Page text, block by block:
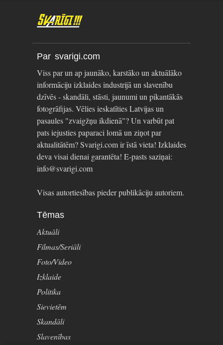
Par svarigi.com
Viss par un ap jaunāko, karstāko un aktuālāko
informāciju izklaides industrijā un slavenību
dzīvēs - skandāli, stāsti, jaunumi un pikantākās
fotogrāfijas. Vēlies ieskatīties Latvijas un
pasaules "zvaigžņu ikdienā"? Un varbūt pat
pats iejusties paparaci lomā un ziņot par
aktualitātēm? Svarigi.com ir īstā vieta! Izklaides
deva visai dienai garantēta! E-pasts saziņai:
info@svarigi.com
Visas autortiesības pieder publikāciju autoriem.
Tēmas
Aktuāli
Filmas/Seriāli
Foto/Video
Izklaide
Politika
Sievietēm
Skandāli
Slavenības